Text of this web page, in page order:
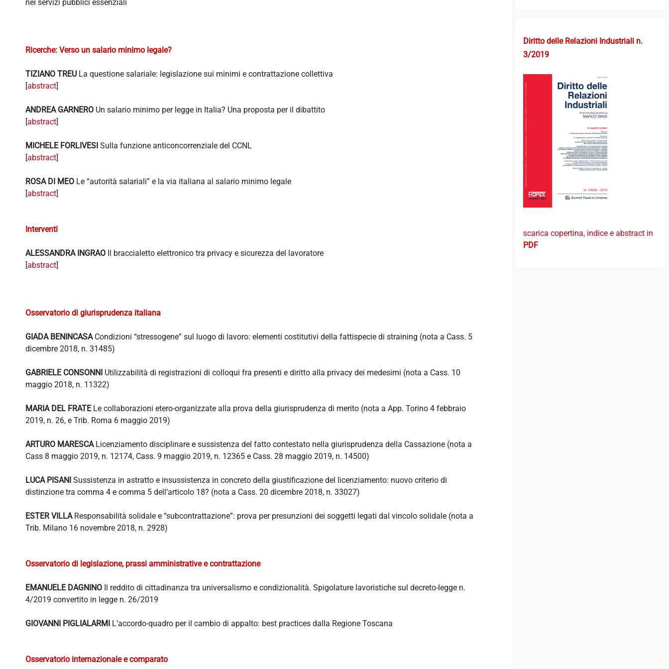
Diritto delle Relazioni Industriali n.
3/2019
scarica copertina, indice e abstract in
PDF
nei servizi pubblici essenziali
Ricerche: Verso un salario minimo legale?
TIZIANO TREU La questione salariale: legislazione sui minimi e contrattazione collettiva
[abstract]
ANDREA GARNERO Un salario minimo per legge in Italia? Una proposta per il dibattito
[abstract]
MICHELE FORLIVESI Sulla funzione anticoncorrenziale del CCNL
[abstract]
ROSA DI MEO Le “autorità salariali” e la via italiana al salario minimo legale
[abstract]
Interventi
ALESSANDRA INGRAO Il braccialetto elettronico tra privacy e sicurezza del lavoratore
[abstract]
Osservatorio di giurisprudenza italiana
GIADA BENINCASACondizioni “stressogene” sul luogo di lavoro: elementi costitutivi della fattispecie di straining (nota a Cass. 5
dicembre 2018, n. 31485)
GABRIELE CONSONNI Utilizzabilità di registrazioni di colloqui fra presenti e diritto alla privacy dei medesimi (nota a Cass. 10
maggio 2018, n. 11322)
MARIA DEL FRATELe collaborazioni etero-organizzate alla prova della giurisprudenza di merito (nota a App. Torino 4 febbraio
2019, n. 26, e Trib. Roma 6 maggio 2019)
ARTURO MARESCALicenziamento disciplinare e sussistenza del fatto contestato nella giurisprudenza della Cassazione (nota a
Cass 8 maggio 2019, n. 12174, Cass. 9 maggio 2019, n. 12365 e Cass. 28 maggio 2019, n. 14500)
LUCA PISANI Sussistenza in astratto e insussistenza in concreto della giustificazione del licenziamento: nuovo criterio di
distinzione tra comma 4 e comma 5 dell’articolo 18? (nota a Cass. 20 dicembre 2018, n. 33027)
ESTER VILLAResponsabilità solidale e “subcontrattazione”: prova per presunzioni dei soggetti legati dal vincolo solidale (nota a
Trib. Milano 16 novembre 2018, n. 2928)
Osservatorio di legislazione, prassi amministrative e contrattazione
EMANUELE DAGNINO Il reddito di cittadinanza tra universalismo e condizionalità. Spigolature lavoristiche sul decreto-legge n.
4/2019 convertito in legge n. 26/2019
GIOVANNI PIGLIALARMI L’accordo-quadro per il cambio di appalto: best practices dalla Regione Toscana
Osservatorio internazionale e comparato